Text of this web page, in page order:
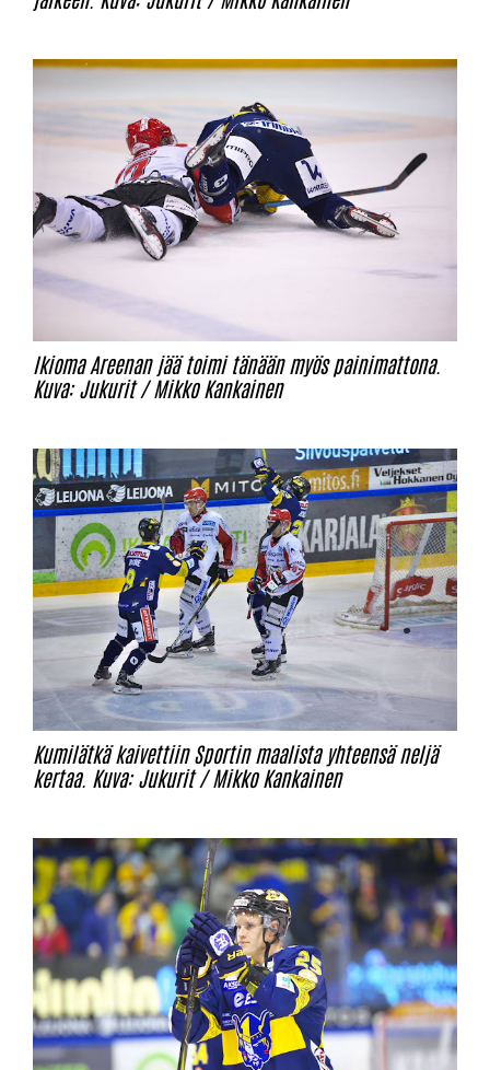
Ikioma Areenan jää toimi tänään myös painimattona.
Kuva: Jukurit / Mikko Kankainen
Kumilätkä kaivettiin Sportin maalista yhteensä neljä
kertaa. Kuva: Jukurit / Mikko Kankainen